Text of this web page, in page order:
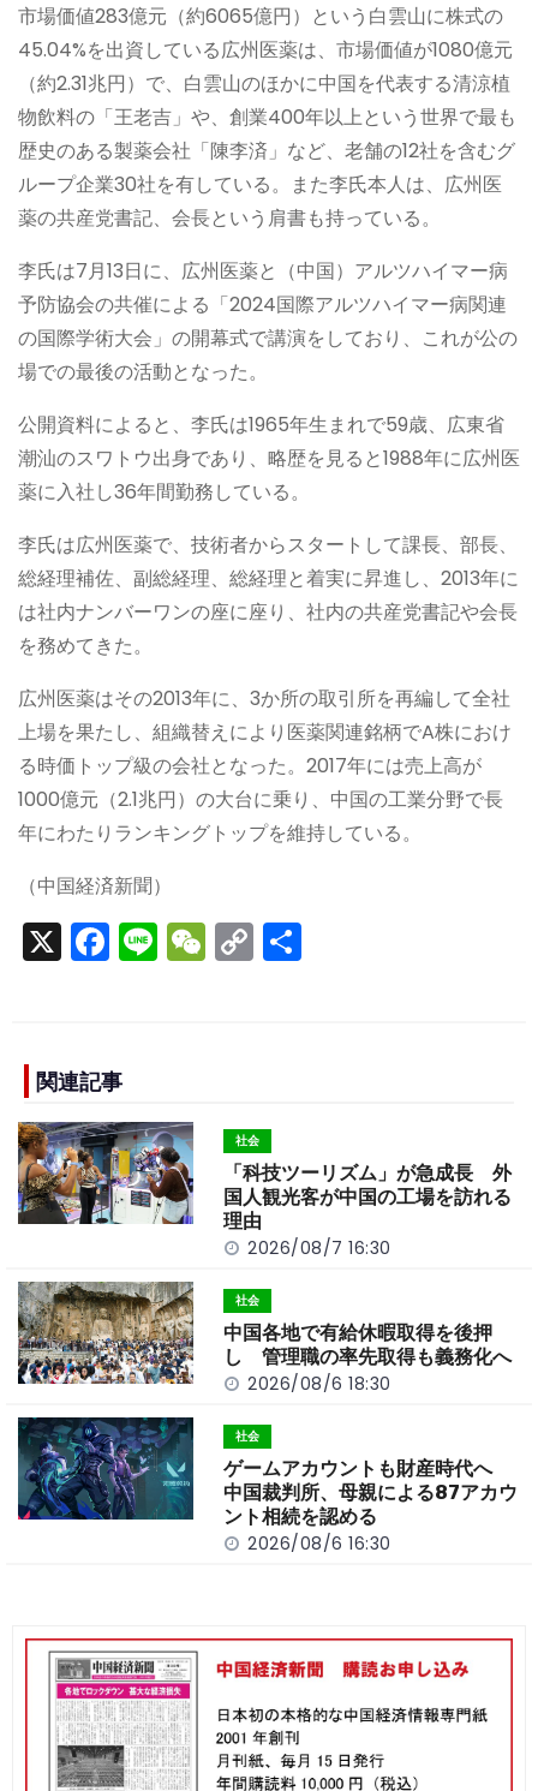
市場価値283億元（約6065億円）という白雲山に株式の
45.04%を出資している広州医薬は、市場価値が1080億元
（約2.31兆円）で、白雲山のほかに中国を代表する清涼植
物飲料の「王老吉」や、創業400年以上という世界で最も
歴史のある製薬会社「陳李済」など、老舗の12社を含むグ
ループ企業30社を有している。また李氏本人は、広州医
薬の共産党書記、会長という肩書も持っている。
李氏は7月13日に、広州医薬と（中国）アルツハイマー病
予防協会の共催による「2024国際アルツハイマー病関連
の国際学術大会」の開幕式で講演をしており、これが公の
場での最後の活動となった。
公開資料によると、李氏は1965年生まれで59歳、広東省
潮汕のスワトウ出身であり、略歴を見ると1988年に広州医
薬に入社し36年間勤務している。
李氏は広州医薬で、技術者からスタートして課長、部長、
総経理補佐、副総経理、総経理と着実に昇進し、2013年に
は社内ナンバーワンの座に座り、社内の共産党書記や会長
を務めてきた。
広州医薬はその2013年に、3か所の取引所を再編して全社
上場を果たし、組織替えにより医薬関連銘柄でA株におけ
る時価トップ級の会社となった。2017年には売上高が
1000億元（2.1兆円）の大台に乗り、中国の工業分野で長
年にわたりランキングトップを維持している。
（中国経済新聞）
X F
a
e
b
o
o
k
Li
n
W
e
C
o
n
k
関連記事
社会
「科技ツーリズム」が急成長 外
国人観光客が中国の工場を訪れる
理由
2026/08/7 16:30
社会
中国各地で有給休暇取得を後押
し 管理職の率先取得も義務化へ
2026/08/6 18:30
社会
ゲームアカウントも財産時代へ
中国裁判所、母親による87アカウ
ント相続を認める
2026/08/6 16:30